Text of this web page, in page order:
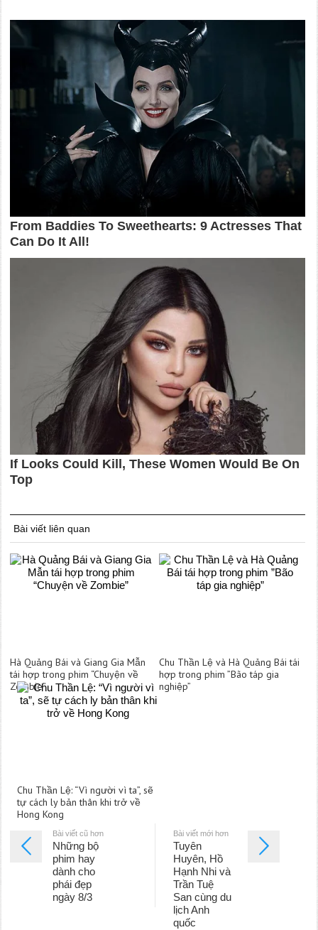
Bài viết liên quan
Hà Quảng Bái và Giang Gia Mẫn
tái hợp trong phim “Chuyện về
Zombie”
Chu Thần Lệ và Hà Quảng Bái tái
hợp trong phim ”Bão táp gia
nghiệp”
Chu Thần Lệ: “Vì người vì ta”, sẽ
tự cách ly bản thân khi trở về
Hong Kong
Bài viết cũ hơn
Những bộ
phim hay
dành cho
phái đẹp
ngày 8/3
Bài viết mới hơn
Tuyên
Huyên, Hồ
Hạnh Nhi và
Trần Tuệ
San cùng du
lịch Anh
quốc